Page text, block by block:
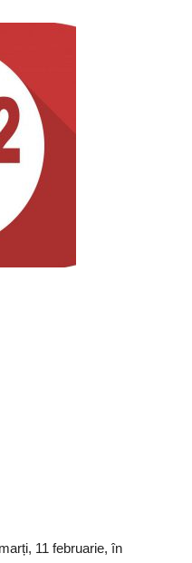
11 februarie, în